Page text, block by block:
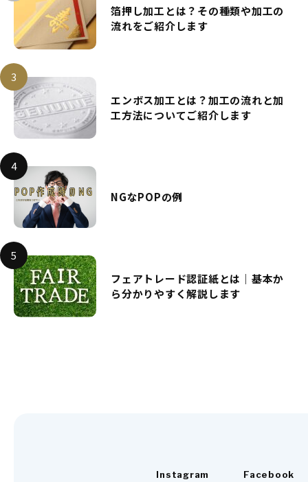
箔押し加工とは？その種類や加工の
流れをご紹介します
エンボス加工とは？加工の流れと加
工方法についてご紹介します
NGなPOPの例
フェアトレード認証紙とは｜基本か
ら分かりやすく解説します
Instagram Facebook